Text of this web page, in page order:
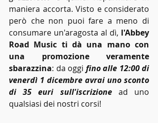
maniera accorta. Visto e considerato
però che non puoi fare a meno di
consumare un'aragosta al dì, l'Abbey
Road Music ti dà una mano con
una promozione veramente
sbarazzina: da oggi fino alle 12:00 di
venerdì 1 dicembre avrai uno sconto
di 35 euri sull'iscrizione ad uno
qualsiasi dei nostri corsi!